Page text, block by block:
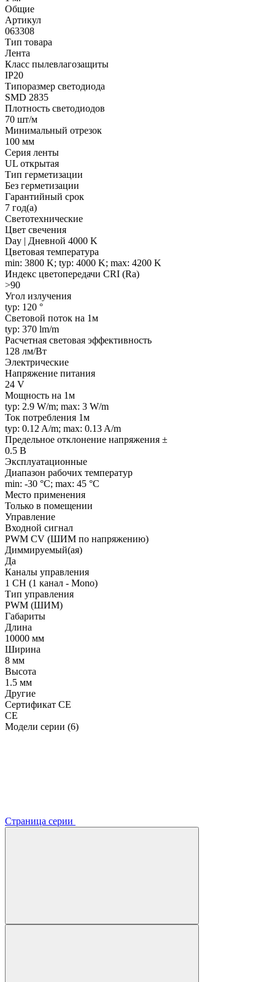
Общие
Артикул
063308
Тип товара
Лента
Класс пылевлагозащиты
IP20
Типоразмер светодиода
SMD 2835
Плотность светодиодов
70 шт/м
Минимальный отрезок
100 мм
Серия ленты
UL открытая
Тип герметизации
Без герметизации
Гарантийный срок
7 год(а)
Светотехнические
Цвет свечения
Day | Дневной 4000 K
Цветовая температура
min: 3800 K; typ: 4000 K; max: 4200 K
Индекс цветопередачи CRI (Ra)
>90
Угол излучения
typ: 120 °
Световой поток на 1м
typ: 370 lm/m
Расчетная световая эффективность
128 лм/Вт
Электрические
Напряжение питания
24 V
Мощность на 1м
typ: 2.9 W/m; max: 3 W/m
Ток потребления 1м
typ: 0.12 A/m; max: 0.13 A/m
Предельное отклонение напряжения ±
0.5 В
Эксплуатационные
Диапазон рабочих температур
min: -30 °C; max: 45 °C
Место применения
Только в помещении
Управление
Входной сигнал
PWM СV (ШИМ по напряжению)
Диммируемый(ая)
Да
Каналы управления
1 CH (1 канал - Mono)
Тип управления
PWM (ШИМ)
Габариты
Длина
10000 мм
Ширина
8 мм
Высота
1.5 мм
Другие
Сертификат CE
CE
Модели серии (6)
Страница серии